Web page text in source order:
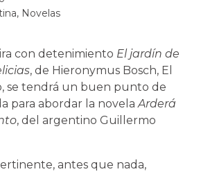
, Novelas
con detenimiento El jardín de
, de Hieronymus Bosch, El
se tendrá un buen punto de
para abordar la novelaArderá
, del argentino Guillermo
antes que nada,